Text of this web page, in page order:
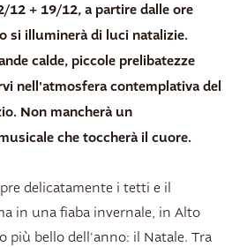
12 + 19/12, a partire dalle ore
si illuminerà di luci natalizie.
calde, piccole prelibatezze
nell'atmosfera contemplativa del
Non mancherà un
che toccherà il cuore.
delicatamente i tetti e il
in una fiaba invernale, in Alto
più bello dell'anno: il Natale. Tra